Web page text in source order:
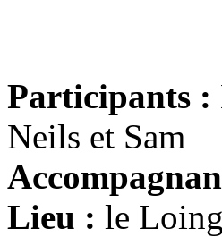
Participants :
Neils et Sam
Lieu : le Loing